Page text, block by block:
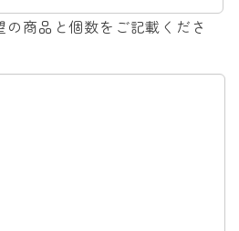
商品と個数をご記載くださ